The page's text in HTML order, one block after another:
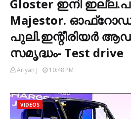
Gloster ഇനി
Majestor.
പുലി.ഇന്റീരിയർ
സമൃദ്ധം- Test drive
Ariyan J 10:48 PM
VIDEOS